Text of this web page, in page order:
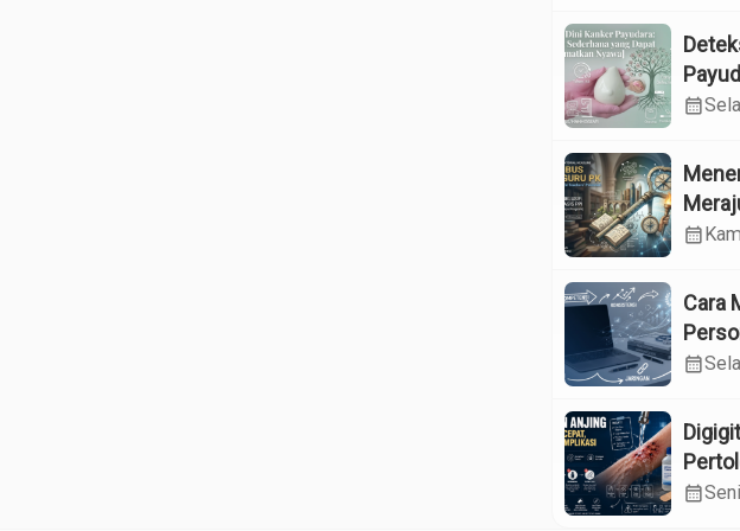
calendar_month
calendar_month
Cara
calendar_month
yang
calendar_month